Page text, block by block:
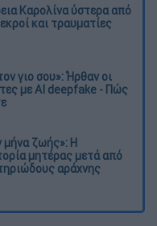
Καρολίνα ύστερα από
και τραυματίες
γιο σου»: Ήρθαν οι
με AI deepfake - Πώς
μήνα ζωής»: Η
μητέρας μετά από
αράχνης